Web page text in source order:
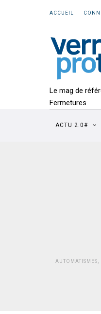
ACCUEIL
Le mag de
Fermetures
ACTU 2.0#
AUTOMATISMES